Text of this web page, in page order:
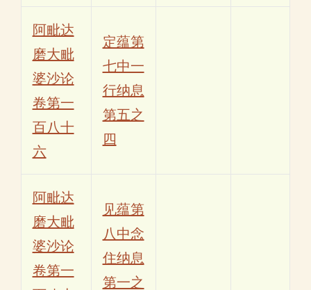
阿毗达
磨大毗
婆沙论
卷第一
百八十
六
定蕴第
七中一
行纳息
第五之
四
阿毗达
磨大毗
婆沙论
卷第一
见蕴第
八中念
住纳息
第一之